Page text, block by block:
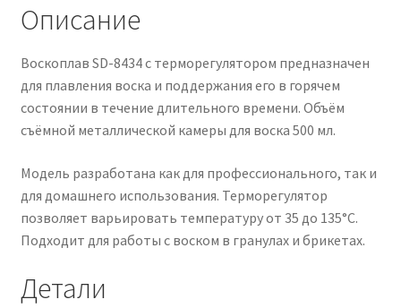
Описание
Воскоплав SD-8434 с терморегулятором предназначен
для плавления воска и поддержания его в горячем
состоянии в течение длительного времени. Объём
съёмной металлической камеры для воска 500 мл.
Модель разработана как для профессионального, так и
для домашнего использования. Терморегулятор
позволяет варьировать температуру от 35 до 135°С.
Подходит для работы с воском в гранулах и брикетах.
Детали